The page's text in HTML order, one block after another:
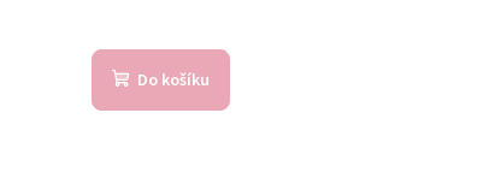
Do košíku